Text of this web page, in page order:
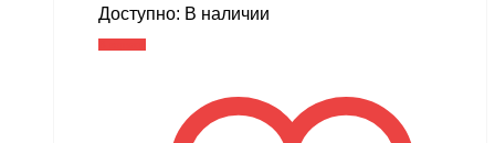
цена
Доступно: В наличии